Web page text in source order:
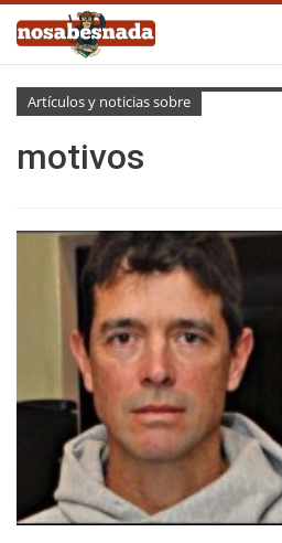
Artículos y noticias sobre
motivos